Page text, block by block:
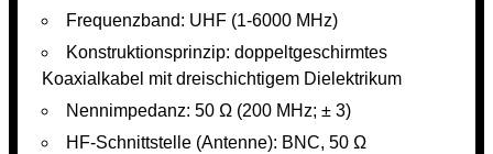
Frequenzband: UHF (1-6000 MHz)
Konstruktionsprinzip: doppeltgeschirmtes
Koaxialkabel mit dreischichtigem Dielektrikum
Nennimpedanz: 50 Ω (200 MHz; ± 3)
HF-Schnittstelle (Antenne): BNC, 50 Ω